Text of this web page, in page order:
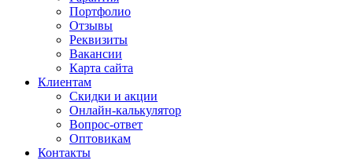
Портфолио
Отзывы
Реквизиты
Вакансии
Карта сайта
Клиентам
Скидки и акции
Онлайн-калькулятор
Вопрос-ответ
Оптовикам
Контакты